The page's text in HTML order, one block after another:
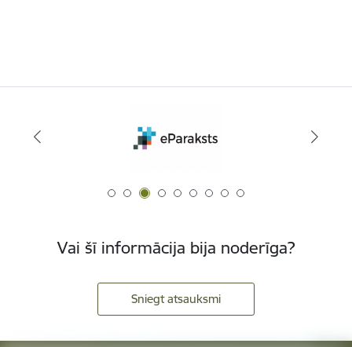
Vai šī informācija bija noderīga?
Sniegt atsauksmi